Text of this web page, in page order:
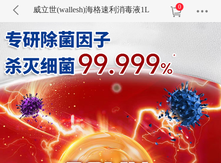
威立世(wallesh)海格速利消毒液1L 0